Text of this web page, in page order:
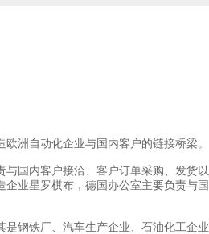
洲自动化企业与国内客户的链接桥梁。
国内客户接洽、客户订单采购、发货
业星罗棋布，德国办公室主要负责与
钢铁厂、汽车生产企业、石油化工企